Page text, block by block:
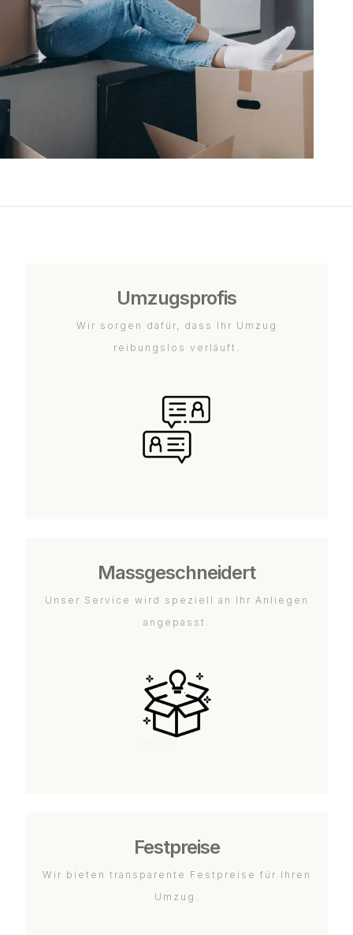
Umzugsprofis
Wir sorgen dafür, dass Ihr Umzug
reibungslos verläuft.
Massgeschneidert
Unser Service wird speziell an Ihr Anliegen
angepasst.
Festpreise
Wir bieten transparente Festpreise für Ihren
Umzug.